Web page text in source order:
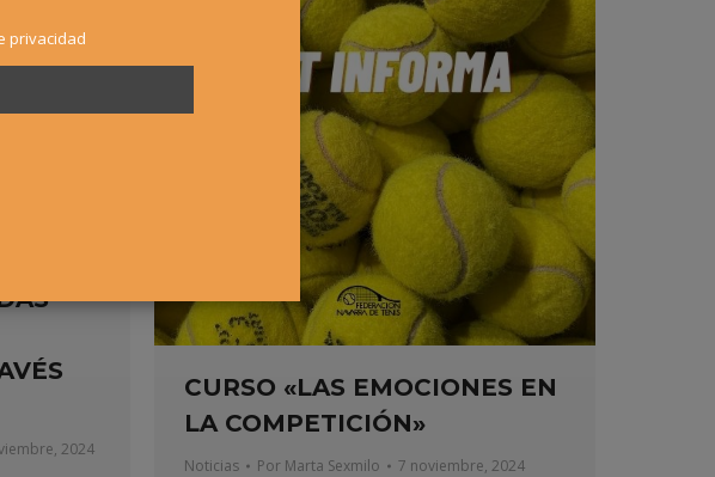
2024
CURSO «LAS EMOCIONES EN
LA COMPETICIÓN»
Noticias Por Marta Sexmilo 7 noviembre, 2024
privacidad